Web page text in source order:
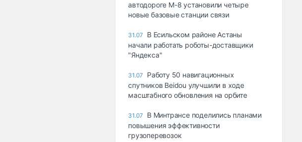
автодороге М-8 установили четыре
новые базовые станции связи
31.07
В Есильском районе Астаны
начали работать роботы-доставщики
"Яндекса"
31.07
Работу 50 навигационных
спутников Beidou улучшили в ходе
масштабного обновления на орбите
31.07
В Минтрансе поделились планами
повышения эффективности
грузоперевозок